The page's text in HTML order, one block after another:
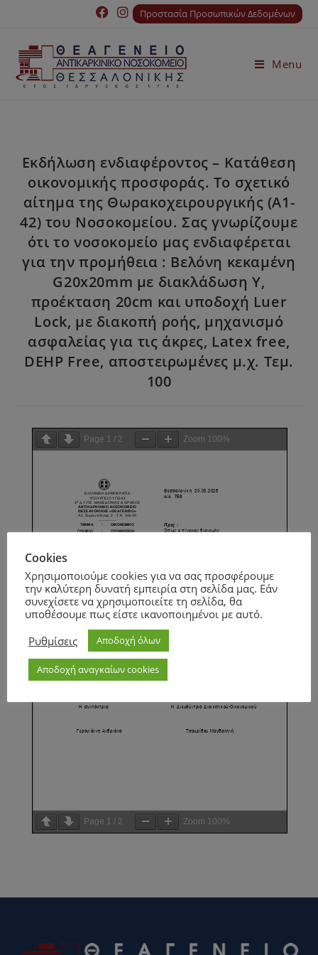
Προστασία Προσωπικών Δεδομένων
Menu
Εκδήλωση ενδιαφέροντος – Κατάθεση
οικονομικής προσφοράς. Το σχετικό
αίτημα της Θωρακοχειρουργικής (Α1-
42) του Νοσοκομείου. Σας γνωρίζουμε
ότι το νοσοκομείο μας ενδιαφέρεται
για την προμήθεια : Βελόνη κεκαμένη
G20x20mm με διακλάδωση Υ,
προέκταση 20cm και υποδοχή Luer
Lock, με διακοπή ροής, μηχανισμό
ασφαλείας για τις άκρες, Latex free,
DEHP Free, αποστειρωμένες μ.χ. Τεμ.
100
Page 1 / 2 Zoom 100%
Page 1 / 2 Zoom 100%
Cookies
Χρησιμοποιούμε cookies για να σας προσφέρουμε
την καλύτερη δυνατή εμπειρία στη σελίδα μας. Εάν
συνεχίσετε να χρησιμοποιείτε τη σελίδα, θα
υποθέσουμε πως είστε ικανοποιημένοι με αυτό.
Ρυθμίσεις
Αποδοχή όλων
Αποδοχή αναγκαίων cookies